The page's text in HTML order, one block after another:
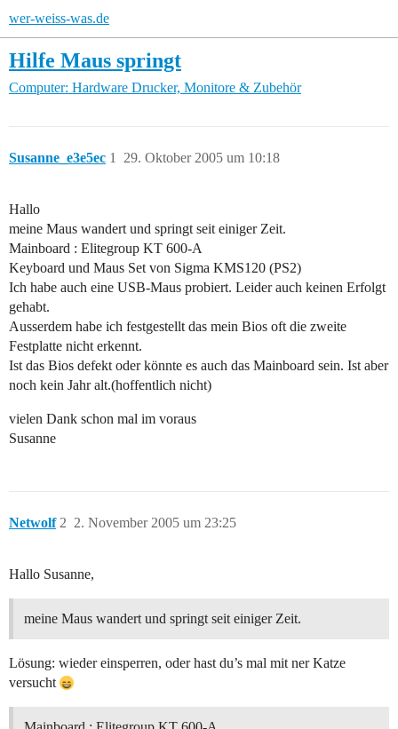
wer-weiss-was.de
Hilfe Maus springt
Computer: Hardware Drucker, Monitore & Zubehör
Susanne_e3e5ec 29. Oktober 2005 um 10:18
1
Hallo
meine Maus wandert und springt seit einiger Zeit.
Mainboard : Elitegroup KT 600-A
Keyboard und Maus Set von Sigma KMS120 (PS2)
Ich habe auch eine USB-Maus probiert. Leider auch keinen Erfolgt
gehabt.
Ausserdem habe ich festgestellt das mein Bios oft die zweite
Festplatte nicht erkennt.
Ist das Bios defekt oder könnte es auch das Mainboard sein. Ist aber
noch kein Jahr alt.(hoffentlich nicht)
vielen Dank schon mal im voraus
Susanne
Netwolf 2. November 2005 um 23:25
2
Hallo Susanne,
meine Maus wandert und springt seit einiger Zeit.
Lösung: wieder einsperren, oder hast du’s mal mit ner Katze
versucht